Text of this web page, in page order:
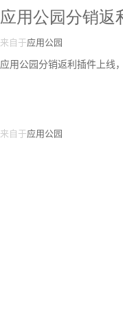
应用公园分销返
来自于应用公园
应用公园分销返利插件上线
来自于应用公园